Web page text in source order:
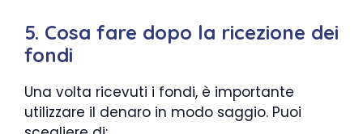
5. Cosa fare dopo la ricezione dei
fondi
Una volta ricevuti i fondi, è importante
utilizzare il denaro in modo saggio. Puoi